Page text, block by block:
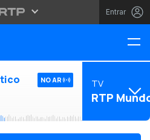
Entrar
NO AR TV
RTP